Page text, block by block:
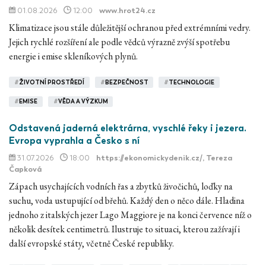
01.08.2026 12:00 www.hrot24.cz
Klimatizace jsou stále důležitější ochranou před extrémními vedry.
Jejich rychlé rozšíření ale podle vědců výrazně zvýší spotřebu
energie i emise skleníkových plynů.
#ŽIVOTNÍ PROSTŘEDÍ # BEZPEČNOST #TECHNOLOGIE
# EMISE #VĚDA A VÝZKUM
Odstavená jaderná elektrárna, vyschlé řeky i jezera.
Evropa vyprahla a Česko s ní
31.07.2026 18:00 https://ekonomickydenik.cz/, Tereza
Čapková
Zápach usychajících vodních řas a zbytků živočichů, loďky na
suchu, voda ustupující od břehů. Každý den o něco dále. Hladina
jednoho z italských jezer Lago Maggiore je na konci července níž o
několik desítek centimetrů. Ilustruje to situaci, kterou zažívají i
další evropské státy, včetně České republiky.